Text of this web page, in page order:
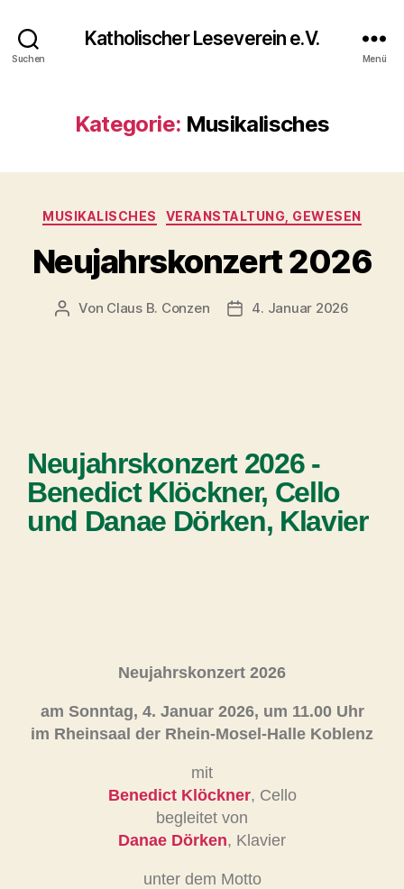
Suchen
Katholischer Leseverein e.V.
Menü
Kategorie: Musikalisches
MUSIKALISCHES VERANSTALTUNG, GEWESEN
Neujahrskonzert 2026
Von Claus B. Conzen 4. Januar 2026
Neujahrskonzert 2026 -
Benedict Klöckner, Cello
und Danae Dörken, Klavier
Neujahrskonzert 2026
am Sonntag, 4. Januar 2026, um 11.00 Uhr
im Rheinsaal der Rhein-Mosel-Halle Koblenz
mit
Benedict Klöckner, Cello
begleitet von
Danae Dörken, Klavier
unter dem Motto